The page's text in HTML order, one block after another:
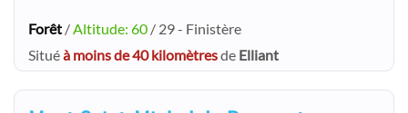
Forêt /Altitude: 60 / 29 - Finistère
Situéà moins de 40 kilomètresde Elliant